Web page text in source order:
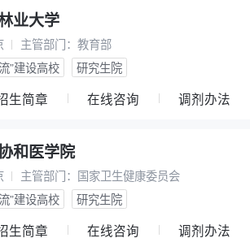
业大学
主管部门： 教育部
”建设高校
研究生院
生简章 在线咨询 调剂办法
和医学院
主管部门： 国家卫生健康委员会
”建设高校
研究生院
生简章 在线咨询 调剂办法